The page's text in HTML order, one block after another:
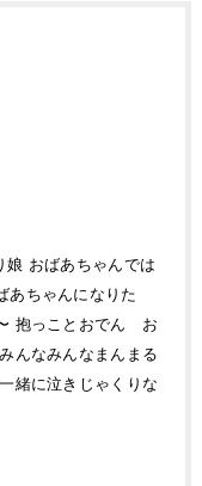
おばあちゃんでは
あちゃんになりた
抱っことおでん お
んなみんなまんまる
緒に泣きじゃくりな